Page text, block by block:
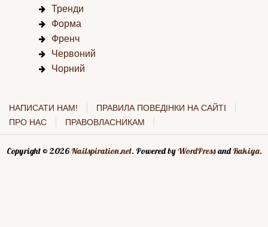
Тренди
Форма
Френч
Червоний
Чорний
НАПИСАТИ НАМ!
ПРАВИЛА ПОВЕДІНКИ НА САЙТІ
ПРО НАС
ПРАВОВЛАСНИКАМ
Copyright © 2026Nailspiration.net. Powered by WordPressandRakiya.